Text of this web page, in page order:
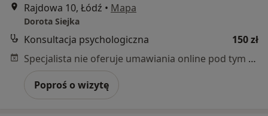
Rajdowa 10, Łódź • Mapa
Dorota Siejka
Konsultacja psychologiczna
150 zł
Specjalista nie oferuje umawiania online pod tym adresem.
Poproś o wizytę